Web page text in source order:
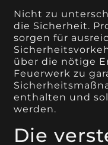
Nicht zu
die Sicherheit.
sorgen für
über die nötige
Feuerwerk zu
enthalten und
werden.
Die